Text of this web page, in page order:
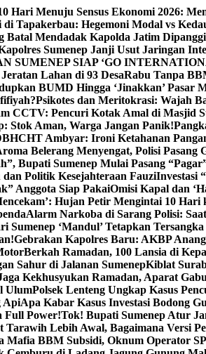
Hari Menuju Sensus Ekonomi 2026:
di Tapakerbau: Hegemoni Modal vs
Batal Mendadak Kapolda Jatim
Sumenep Janji Usut Jaringan
SUMENEP SIAP ‘GO
Lahan di 93 DesaRabu Tanpa
BUMD Hingga ‘Jinakkan’ Pasar
Psikotes dan Meritokrasi: Wajah
CCTV: Pencuri Kotak Amal di Masjid
Stok Aman, Warga Jangan Panik!
Ambyar: Ironi Ketahanan
Belerang Menyengat, Polisi Pasang
Bupati Sumenep Mulai Pasang
Politik Kesejahteraan FauziInvestasi
Anggota Siap PakaiOmisi Kapal dan
Hujan Petir Mengintai 10 Hari
Alarm Narkoba di Sarang Polisi:
Sumenep ‘Mandul’ Tetapkan
Gebrakan Kapolres Baru: AKBP
Berkah Ramadan, 100 Lansia di
Sahur di Jalanan SumenepKiblat
Kekhusyukan Ramadan, Aparat
UlumPolsek Lenteng Ungkap Kasus
ApiApa Kabar Kasus Investasi Bodong
Full Power!Tok! Bupati Sumenep Atur
Lebih Awal, Bagaimana Versi
Mafia BBM Subsidi, Oknum Operator